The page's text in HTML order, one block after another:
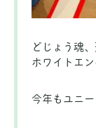
どじょう魂
ホワイトエ
今年もユニ